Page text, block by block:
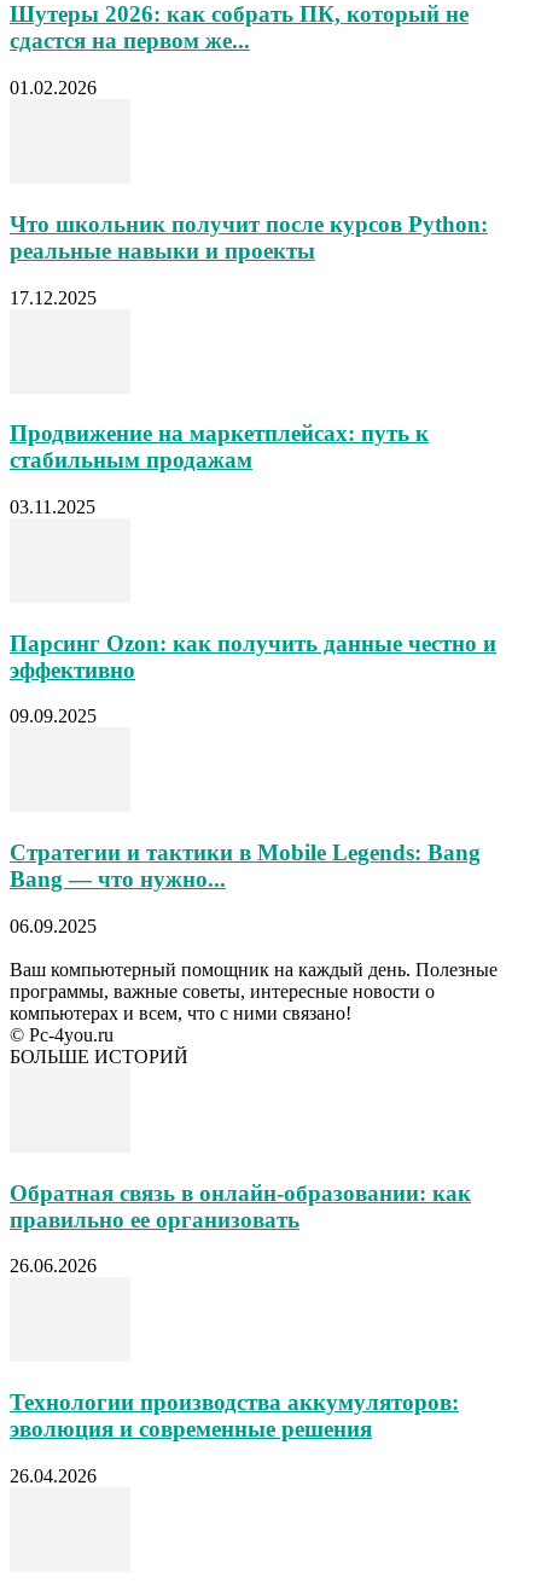
Шутеры 2026: как собрать ПК, который не
сдастся на первом же...
01.02.2026
Что школьник получит после курсов Python:
реальные навыки и проекты
17.12.2025
Продвижение на маркетплейсах: путь к
стабильным продажам
03.11.2025
Парсинг Ozon: как получить данные честно и
эффективно
09.09.2025
Стратегии и тактики в Mobile Legends: Bang
Bang — что нужно...
06.09.2025
Ваш компьютерный помощник на каждый день. Полезные
программы, важные советы, интересные новости о
компьютерах и всем, что с ними связано!
© Pc-4you.ru
БОЛЬШЕ ИСТОРИЙ
Обратная связь в онлайн-образовании: как
правильно ее организовать
26.06.2026
Технологии производства аккумуляторов:
эволюция и современные решения
26.04.2026